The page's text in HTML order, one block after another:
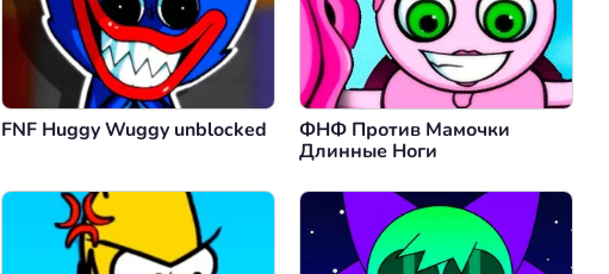
FNF Huggy Wuggy unblocked
ФНФ Против Мамочки
Длинные Ноги